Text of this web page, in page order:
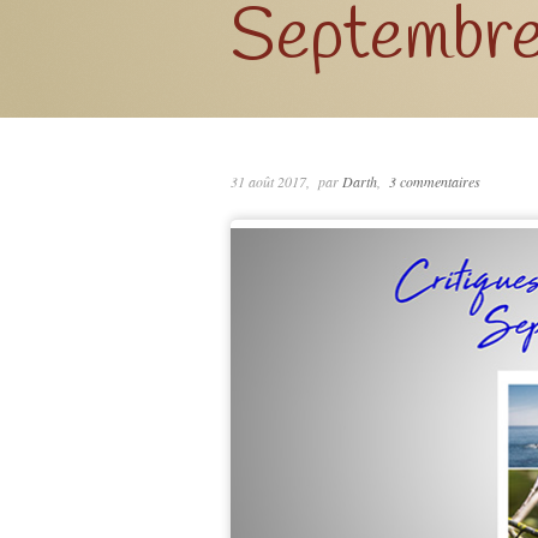
31 août 2017 par Darth 3 commentaires